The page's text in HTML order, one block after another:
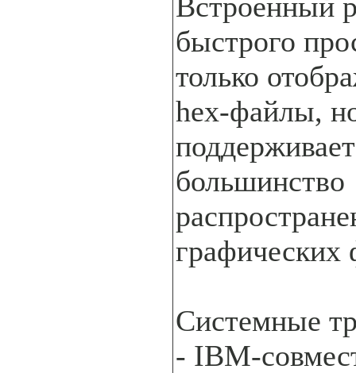
быстрого
только
hex-файлы,
поддерживает
большинство
графических
Системные
- IBM-